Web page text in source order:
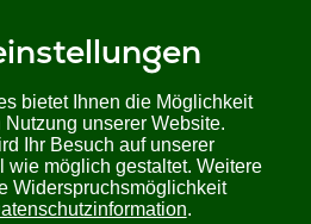
bietet Ihnen die Möglichkeit
unserer Website.
Ihr Besuch auf unserer
wie möglich gestaltet. Weitere
Widerspruchsmöglichkeit
.
Produkte Kabel, Adapter & Hubs
AOC Fiber Optic Cable - 20.00m